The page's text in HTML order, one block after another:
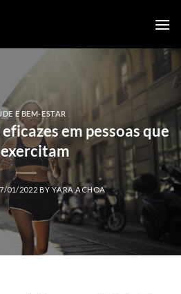
E BEM-ESTAR
em pessoas que
01/2022 BYYARA ACHOA